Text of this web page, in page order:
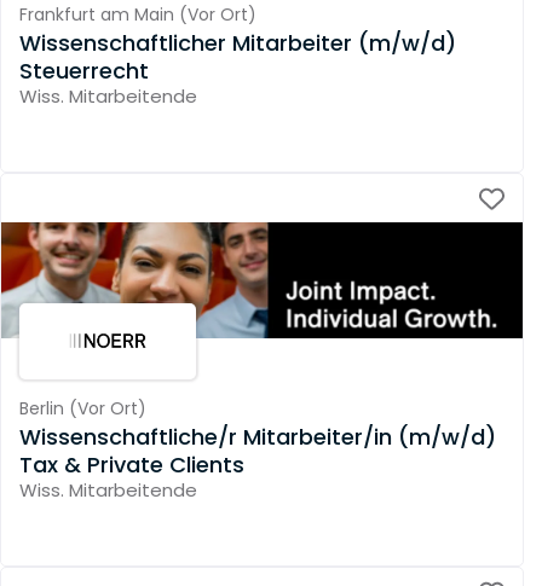
Frankfurt am Main (Vor Ort)
Wissenschaftlicher Mitarbeiter (m/w/d)
Steuerrecht
Wiss. Mitarbeitende
Berlin (Vor Ort)
Wissenschaftliche/r Mitarbeiter/in (m/w/d)
Tax & Private Clients
Wiss. Mitarbeitende